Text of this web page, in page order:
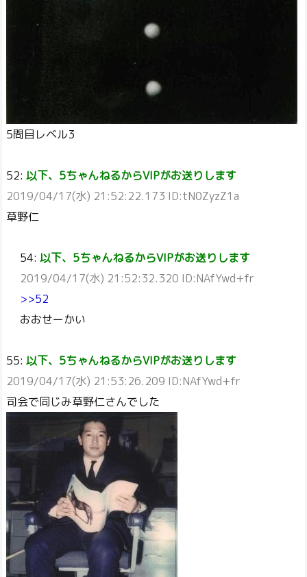
5問目レベル3
52: 以下、5ちゃんねるからVIPがお送りします
2019/04/17(水) 21:52:22.173 ID:tN0ZyzZ1a
草野仁
54: 以下、5ちゃんねるからVIPがお送りします
2019/04/17(水) 21:52:32.320 ID:NAfYwd+fr
>>52
おおせーかい
55: 以下、5ちゃんねるからVIPがお送りします
2019/04/17(水) 21:53:26.209 ID:NAfYwd+fr
司会で同じみ草野仁さんでした